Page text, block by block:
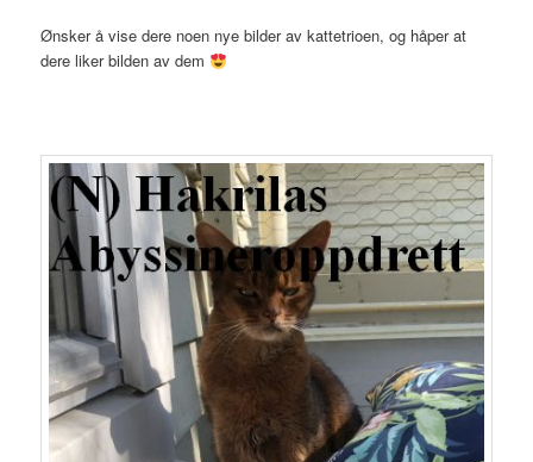
Ønsker å vise dere noen nye bilder av kattetrioen, og håper at
dere liker bilden av dem